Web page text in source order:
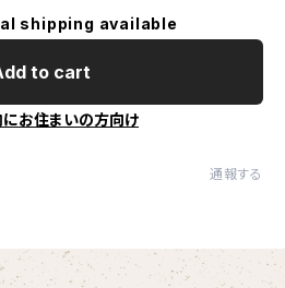
shipping available
to cart
にお住まいの方向け
通報する